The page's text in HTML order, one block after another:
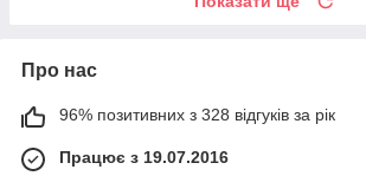
Про нас
96% позитивних з 328 відгуків за рік
Працює з 19.07.2016